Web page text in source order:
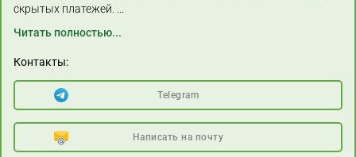
скрытых платежей.
Читать полностью...
Контакты:
Telegram
Написать на почту